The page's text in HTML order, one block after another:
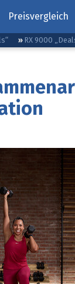
Preisvergleich
RX 9000